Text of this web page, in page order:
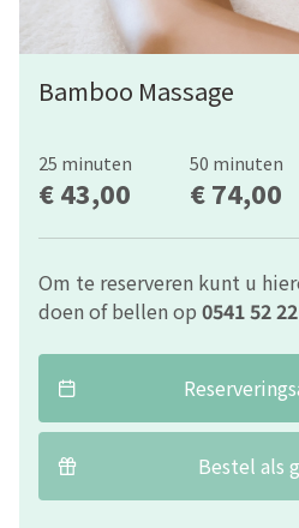
Bamboo Massage
25 minuten
€ 43,00
50 minuten
€ 74,00
Om te reserveren kunt u
doen of bellen op 0541 52
Bestel als